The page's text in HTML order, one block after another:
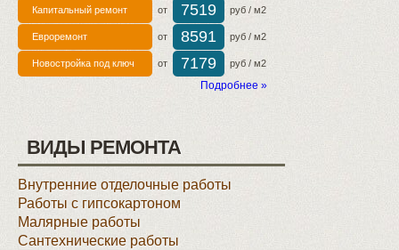
Капитальный ремонт от 7519 руб / м2
Евроремонт от 8591 руб / м2
Новостройка под ключ от 7179 руб / м2
Подробнее »
ВИДЫ РЕМОНТА
Внутренние отделочные работы
Работы с гипсокартоном
Малярные работы
Сантехнические работы